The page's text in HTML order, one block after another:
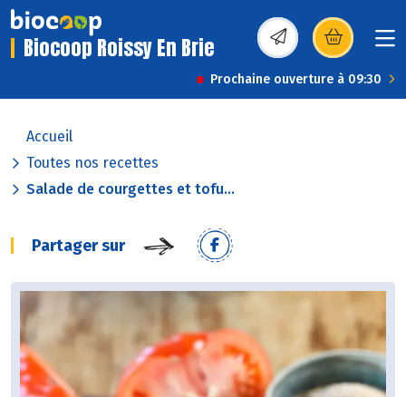
Biocoop Roissy En Brie (s’ouvre dans une
Prochaine ouverture à 09:30
Accueil
Toutes nos recettes
Salade de courgettes et tofu...
Partager sur